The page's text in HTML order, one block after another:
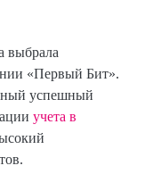
выбрала
«Первый Бит».
успешный
учета в